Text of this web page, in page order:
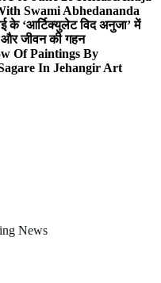
Swami Abhedananda
के ‘आर्टिक्युलेट विद अनुजा’ में
और जीवन की गहन
Of Paintings By
In Jehangir Art
News